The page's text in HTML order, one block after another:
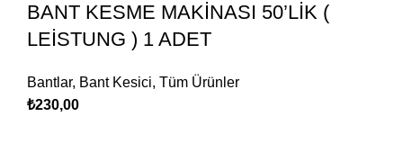
BANT KESME MAKİNASI 50’LİK (
LEİSTUNG ) 1 ADET
Bantlar, Bant Kesici, Tüm Ürünler
₺230,00